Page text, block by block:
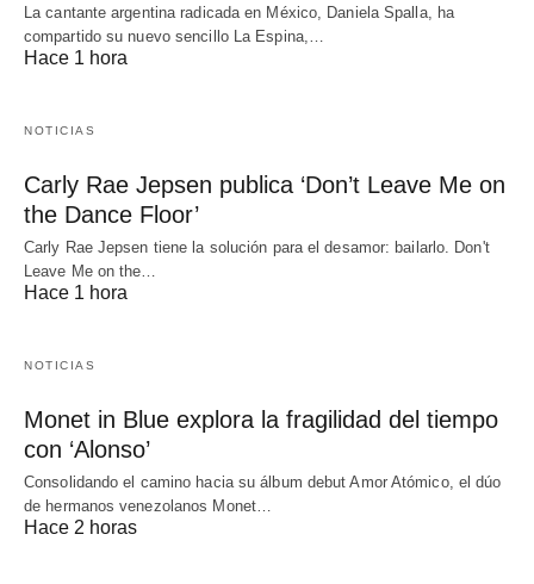
La cantante argentina radicada en México, Daniela Spalla, ha
compartido su nuevo sencillo La Espina,…
Hace 1 hora
NOTICIAS
Carly Rae Jepsen publica ‘Don’t Leave Me on
the Dance Floor’
Carly Rae Jepsen tiene la solución para el desamor: bailarlo. Don't
Leave Me on the…
Hace 1 hora
NOTICIAS
Monet in Blue explora la fragilidad del tiempo
con ‘Alonso’
Consolidando el camino hacia su álbum debut Amor Atómico, el dúo
de hermanos venezolanos Monet…
Hace 2 horas